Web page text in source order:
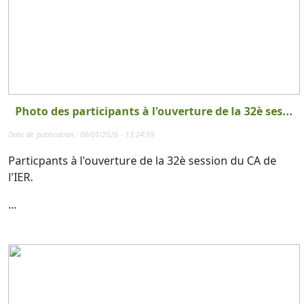
Photo des participants à l'ouverture de la 32è ses...
Date de publication : 08/01/2026 - 13:24:59
Particpants à l'ouverture de la 32è session du CA de
l'IER.
...